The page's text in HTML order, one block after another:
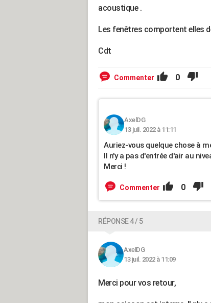
acoustique .
Les fenêtres comportent elles
Cdt
Commenter 0
AxelDG
13 juil. 2022 à 11:11
Auriez-vous quelque chose à
ll n'y a pas d'entrée d'air au
Merci !
Commenter 0
RÉPONSE 4 / 5
AxelDG
13 juil. 2022 à 11:09
Merci pour vos retour,